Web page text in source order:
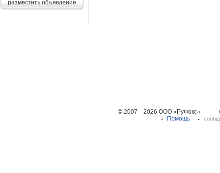
разместить объявление
© 2007—2026 ООО «РуФокс»
Помощь